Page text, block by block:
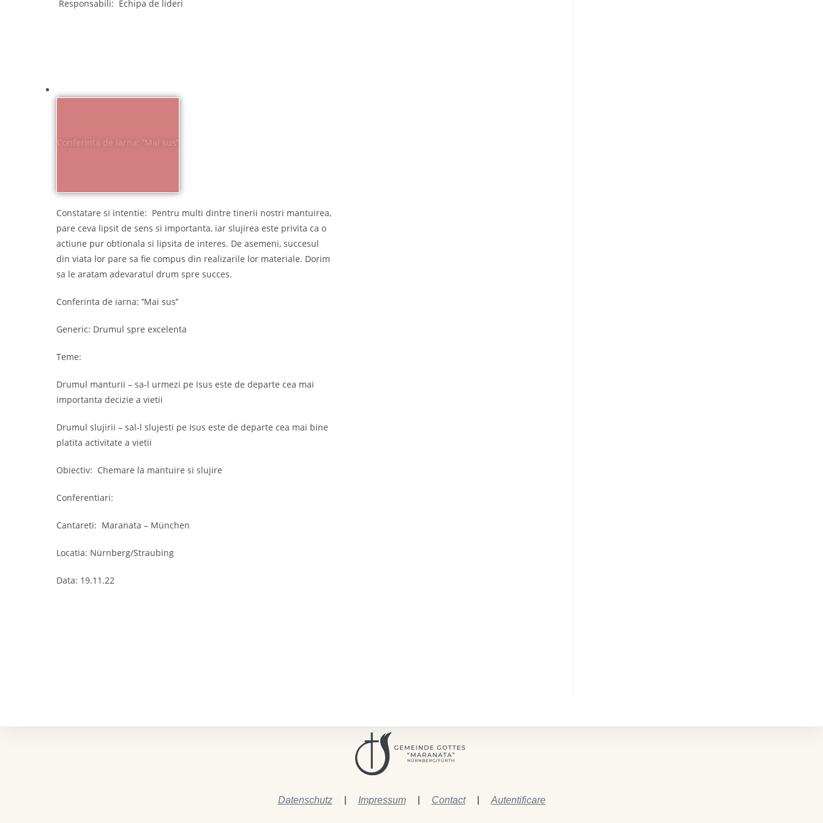
Responsabili:  Echipa de lideri
Conferinta de iarna: ’’Mai sus’’
Constatare si intentie:  Pentru multi dintre tinerii nostri mantuirea,
pare ceva lipsit de sens si importanta, iar slujirea este privita ca o
actiune pur obtionala si lipsita de interes. De asemeni, succesul
din viata lor pare sa fie compus din realizarile lor materiale. Dorim
sa le aratam adevaratul drum spre succes.
Conferinta de iarna: ’’Mai sus’’
Generic: Drumul spre excelenta
Teme:
Drumul manturii – sa-l urmezi pe Isus este de departe cea mai
importanta decizie a vietii
Drumul slujirii – sal-l slujesti pe Isus este de departe cea mai bine
platita activitate a vietii
Obiectiv:  Chemare la mantuire si slujire
Conferentiari:
Cantareti:  Maranata – München
Data: 19.11.22
Datenschutz Impressum Contact Autentificare